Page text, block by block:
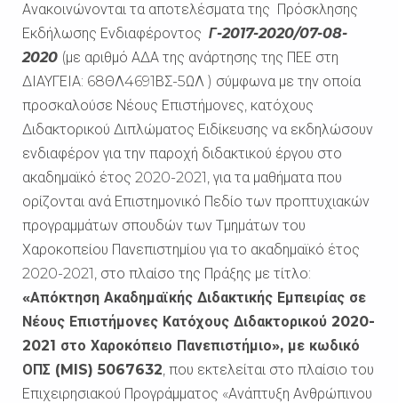
Ανακοινώνονται τα αποτελέσματα της Πρόσκλησης
Εκδήλωσης Ενδιαφέροντος Γ-2017-2020/07-08-
2020 (με αριθμό ΑΔΑ της ανάρτησης της ΠΕΕ στη
ΔΙΑΥΓΕΙΑ: 68ΘΛ4691ΒΣ-5ΩΛ ) σύμφωνα με την οποία
προσκαλούσε Νέους Επιστήμονες, κατόχους
Διδακτορικού Διπλώματος Ειδίκευσης να εκδηλώσουν
ενδιαφέρον για την παροχή διδακτικού έργου στο
ακαδημαϊκό έτος 2020-2021, για τα μαθήματα που
ορίζονται ανά Επιστημονικό Πεδίο των προπτυχιακών
προγραμμάτων σπουδών των Τμημάτων του
Χαροκοπείου Πανεπιστημίου για το ακαδημαϊκό έτος
2020-2021, στο πλαίσο της Πράξης με τίτλο:
«Απόκτηση Ακαδημαϊκής Διδακτικής Εμπειρίας σε
Νέους Επιστήμονες Κατόχους Διδακτορικού 2020-
2021 στο Χαροκόπειο Πανεπιστήμιο», με κωδικό
ΟΠΣ (MIS) 5067632, που εκτελείται στο πλαίσιο του
Επιχειρησιακού Προγράμματος «Ανάπτυξη Ανθρώπινου